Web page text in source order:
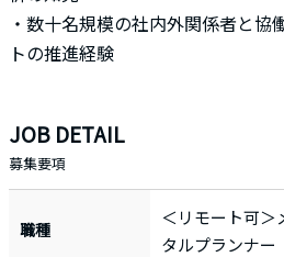
・数十名規模の社内外関係者と協
トの推進経験
JOB DETAIL
募集要項
職種
＜リモート可＞
タルプランナー